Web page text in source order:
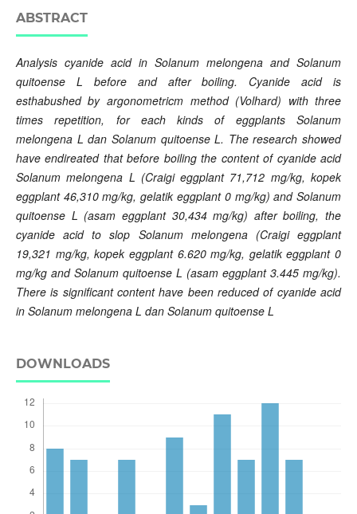
ABSTRACT
Analysis cyanide acid in Solanum melongena and Solanum
quitoense L before and after boiling. Cyanide acid is
esthabushed by argonometricm method (Volhard) with three
times repetition, for each kinds of eggplants Solanum
melongena L dan Solanum quitoense L. The research showed
have endireated that before boiling the content of cyanide acid
Solanum melongena L (Craigi eggplant 71,712 mg/kg, kopek
eggplant 46,310 mg/kg, gelatik eggplant 0 mg/kg) and Solanum
quitoense L (asam eggplant 30,434 mg/kg) after boiling, the
cyanide acid to slop Solanum melongena (Craigi eggplant
19,321 mg/kg, kopek eggplant 6.620 mg/kg, gelatik eggplant 0
mg/kg and Solanum quitoense L (asam eggplant 3.445 mg/kg).
There is significant content have been reduced of cyanide acid
in Solanum melongena L dan Solanum quitoense L
DOWNLOADS